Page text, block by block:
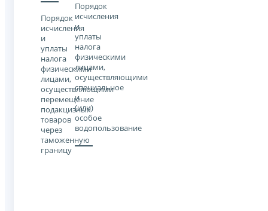
Порядок
исчисления
и
уплаты
налога
физическими
лицами,
осуществляющими
перемещение
подакцизных
товаров
через
таможенную
границу
Порядок
исчисления
и
уплаты
налога
физическими
лицами,
осуществляющими
специальное
и
(или)
особое
водопользование